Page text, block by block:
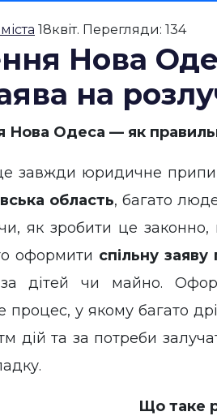
18квіт. Перегляди: 134
Нова
на
Нова Одеса — як
завжди юридичне
область, багато
як зробити це
оформити спільну
за дітей чи майно.
процес, у якому багато
дій та за потреби
Що таке